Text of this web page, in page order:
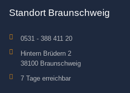
Standort Braunschweig
0531 - 388 411 20
Hintern Brüdern 2
38100 Braunschweig
7 Tage erreichbar